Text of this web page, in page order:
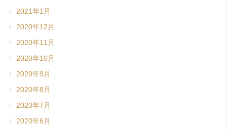
2021年1月
2020年12月
2020年11月
2020年10月
2020年9月
2020年8月
2020年7月
2020年6月